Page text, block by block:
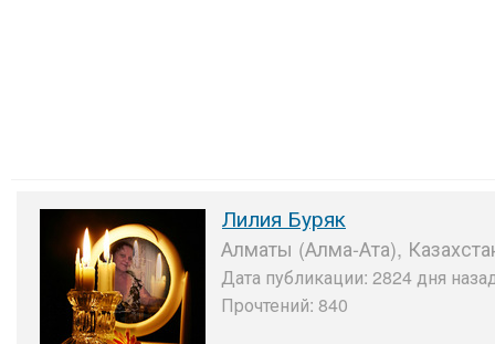
Лилия Буряк
Алматы (Алма-Ата),
Дата публикации: 2824 дня
Прочтений: 840